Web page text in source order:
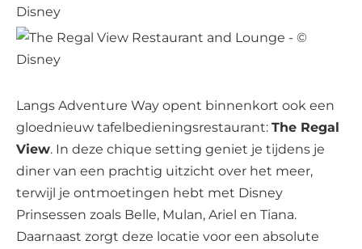
Langs Adventure Way opent binnenkort ook een
gloednieuw tafelbedieningsrestaurant: The Regal
View. In deze chique setting geniet je tijdens je
diner van een prachtig uitzicht over het meer,
terwijl je ontmoetingen hebt met Disney
Prinsessen zoals Belle, Mulan, Ariel en Tiana.
Daarnaast zorgt deze locatie voor een absolute